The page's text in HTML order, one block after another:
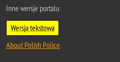
Inne wersje portalu
Wersja tekstowa
About Polish Police